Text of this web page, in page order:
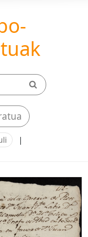
|